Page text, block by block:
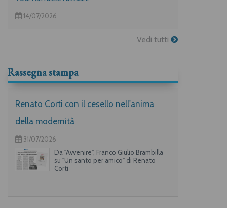
14/07/2026
Vedi tutti
Rassegna stampa
Renato Corti con il cesello nell'anima
della modernità
31/07/2026
Da "Avvenire", Franco Giulio Brambilla
su "Un santo per amico" di Renato
Corti